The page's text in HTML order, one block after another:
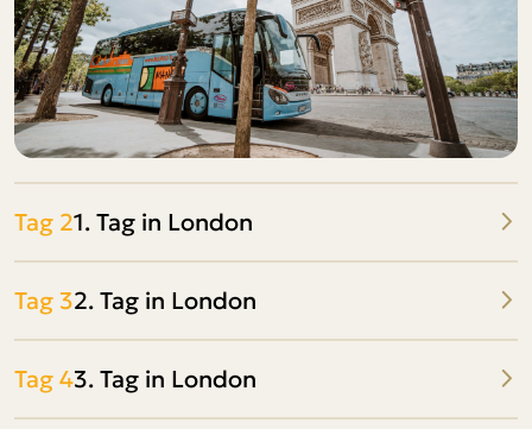
Tag 21. Tag in London
Tag 32. Tag in London
Tag 43. Tag in London